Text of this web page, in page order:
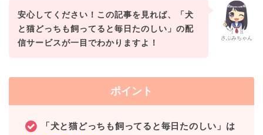
さぶみちゃん
安心してください！この記事を見れば、「犬
と猫どっちも飼ってると毎日たのしい」の配
信サービスが一目でわかりますよ！
ポイント
「犬と猫どっちも飼ってると毎日たのしい」は